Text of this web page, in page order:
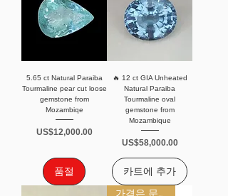
5.65 ct Natural Paraiba
Tourmaline pear cut loose
gemstone from
Mozambiqe
가격
US$12,000.00
품절
🔥 12 ct GIA Unheated
Natural Paraiba
Tourmaline oval
gemstone from
Mozambique
가격
US$58,000.00
카트에 추가
가격은 문의 바랍니다